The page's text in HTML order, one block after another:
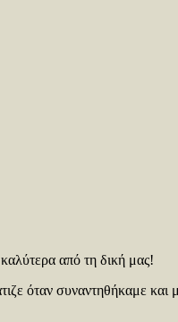
καλύτερα από τη δική μας!
όταν συναντηθήκαμε και